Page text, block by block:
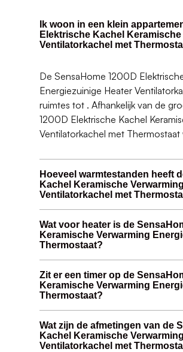
Ik woon in een klein
Elektrische Kachel
Ventilatorkachel met
De SensaHome 1200D
Energiezuinige Heater
ruimtes tot . Afhankelijk van de
1200D Elektrische Kachel
Ventilatorkachel met
Hoeveel warmtestanden heeft
Kachel Keramische
Ventilatorkachel met
Wat voor heater is de
Keramische Verwarming
Thermostaat?
Zit er een timer op de
Keramische Verwarming
Thermostaat?
Wat zijn de afmetingen van de
Kachel Keramische
Ventilatorkachel met